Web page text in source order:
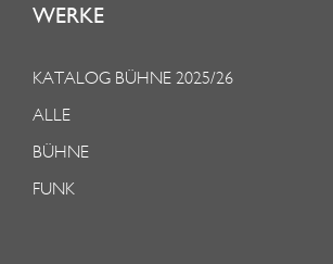
WERKE
KATALOG BÜHNE 2025/26
ALLE
BÜHNE
FUNK